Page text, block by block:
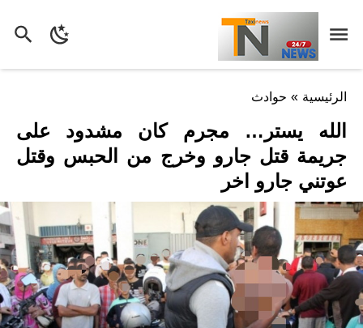
الرئيسية » حوادث
الله يستر… مجرم كان مشدود على
جريمة قتل جارو وخرج من الحبس وقتل
عوتني جارو اخر